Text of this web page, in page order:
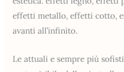
effetti metallo, effetti cotto,
avanti all’infinito.
Le attuali e sempre più